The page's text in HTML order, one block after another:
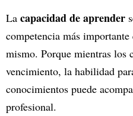
La capacidad de aprender
competencia más
mismo. Porque mientras los
vencimiento, la habilidad
conocimientos puede
profesional.